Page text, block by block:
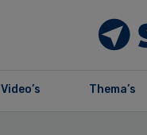
Video’s Thema’s